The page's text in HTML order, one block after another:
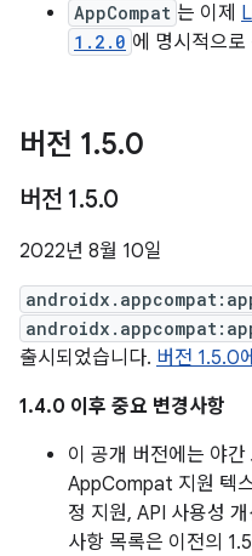
AppCompat 는 이제
1.2.0 에 명시적으
버전 1.5.0
버전 1.5.0
2022년 8월 10일
출시되었습니다. 버전 1.5.0
1.4.0 이후 중요 변경사항
이 공개 버전에는 야
AppCompat 지원 텍
정 지원, API 사용성
사항 목록은 이전의